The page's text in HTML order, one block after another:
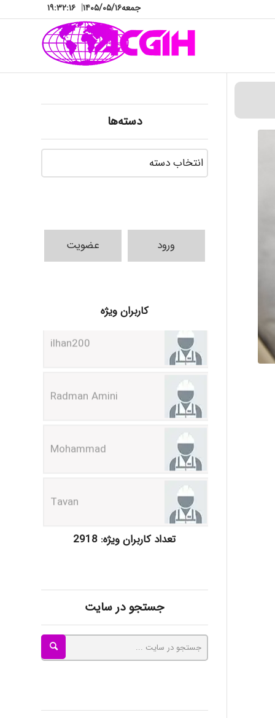
جمعه۱۴۰۵/۰۵/۱۶| ۱۹:۳۲:۱۷
دسته‌ها
دسته‌ها
ورود عضویت
کاربران ویژه
Radman Amini
Mohammad
Tavan
akhtar shahsavandi
ayda habibnejad
تعداد کاربران ویژه: 2918
جستجو در سایت